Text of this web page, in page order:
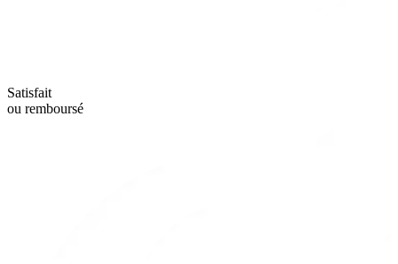
Satisfait
ou remboursé